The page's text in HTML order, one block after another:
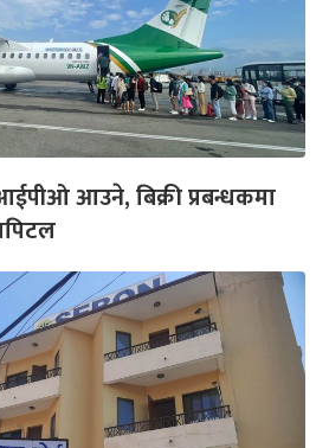
आउने, बिक्री प्रबन्धकमा